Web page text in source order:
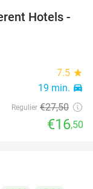
40%
Hotels -
7.5 star
19 min. directions_car
Regulier €27,50
€16,50